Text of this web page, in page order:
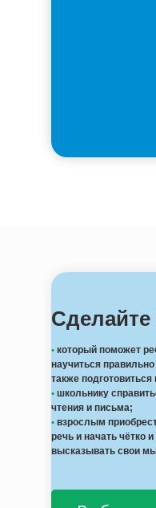
• который поможет
научиться правильно
также подготовиться
• школьнику
чтения и письма;
• взрослым
речь и начать чётко
высказывать свои